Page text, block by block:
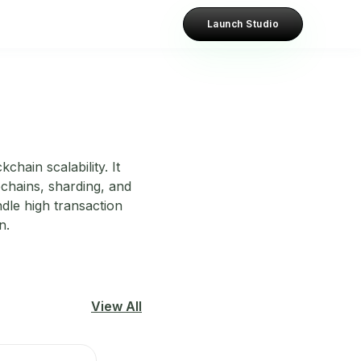
Launch Studio
scalability. It
sharding, and
high transaction
View All